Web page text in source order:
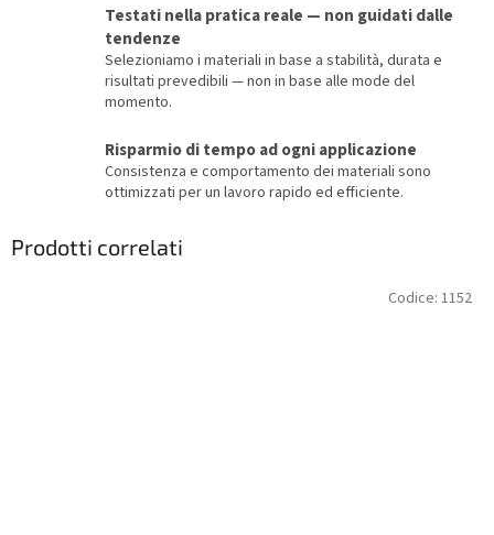
Testati nella pratica reale — non guidati dalle
tendenze
Selezioniamo i materiali in base a stabilità, durata e
risultati prevedibili — non in base alle mode del
momento.
Risparmio di tempo ad ogni applicazione
Consistenza e comportamento dei materiali sono
ottimizzati per un lavoro rapido ed efficiente.
Prodotti correlati
Codice: 1152